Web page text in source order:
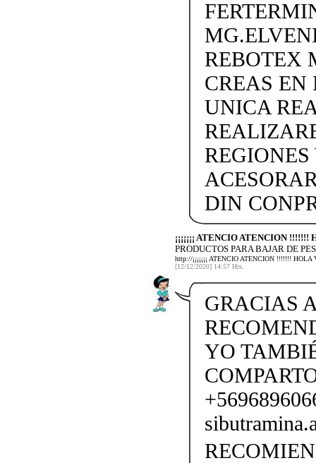
REBOTEX
CREAS EN
UNICA
REGIONES
DIN
¡¡¡¡¡¡¡ ATENCIO ATENCION
PRODUCTOS PARA BAJAR DE
http://¡¡¡¡¡¡¡ ATENCIO ATENCION !!!!!!!
[12/12/2020] 14:57 Hrs.
GRACIAS
YO